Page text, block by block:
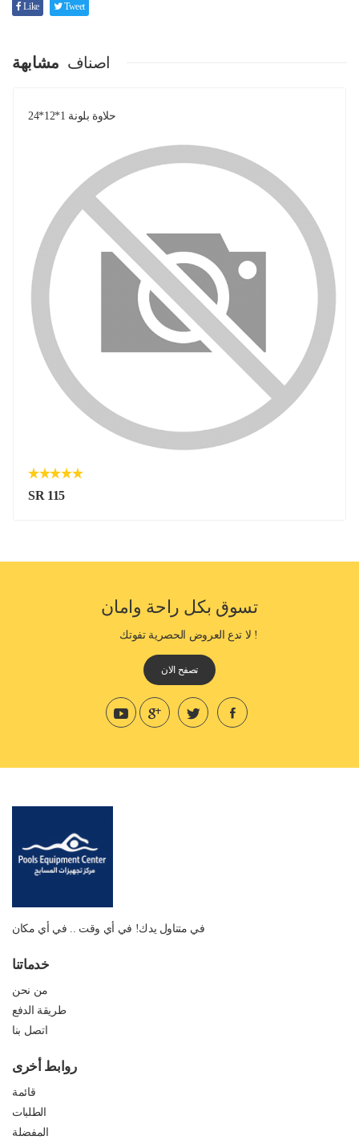
Like Tweet
اصناف مشابهة
حلاوة بلونة 1*12*24
SR 115
تسوق بكل راحة وامان
! لا تدع العروض الحصرية تفوتك
تصفح الان
في متناول يدك! في أي وقت .. في أي مكان
خدماتنا
من نحن
طريقة الدفع
اتصل بنا
روابط أخرى
قائمة
الطلبات
المفضلة